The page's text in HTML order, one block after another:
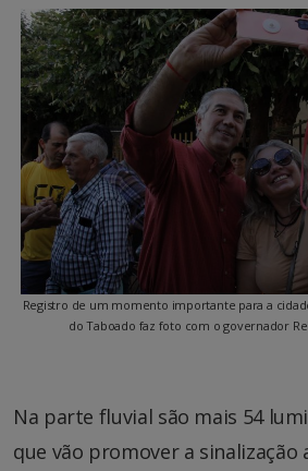
Registro de um momento importante para a
do Taboado faz foto com o governador
Na parte fluvial são mais 54
que vão promover a sinalização